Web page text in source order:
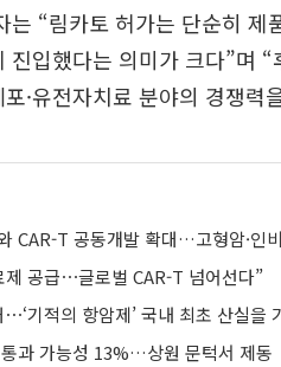
는 “림카토 허가는 단순히
진입했다는 의미가 크다”며
·유전자치료 분야의 경쟁
CAR-T 공동개발 확대…고형암·인
제 공급⋯글로벌 CAR-T 넘어선다”
기적의 항암제’ 국내 최초 산실을
과 가능성 13%…상원 문턱서 제동